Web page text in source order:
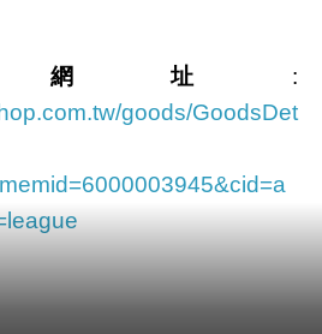
網址 :
goods/GoodsDet